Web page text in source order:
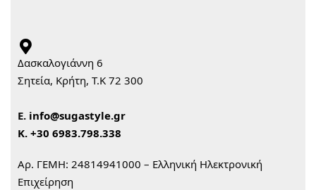
Δασκαλογιάννη 6
Σητεία, Κρήτη, Τ.Κ 72 300
Ε. info@sugastyle.gr
Κ. +30 6983.798.338
Αρ. ΓΕΜΗ: 24814941000 – Ελληνική Ηλεκτρονική
Επιχείρηση